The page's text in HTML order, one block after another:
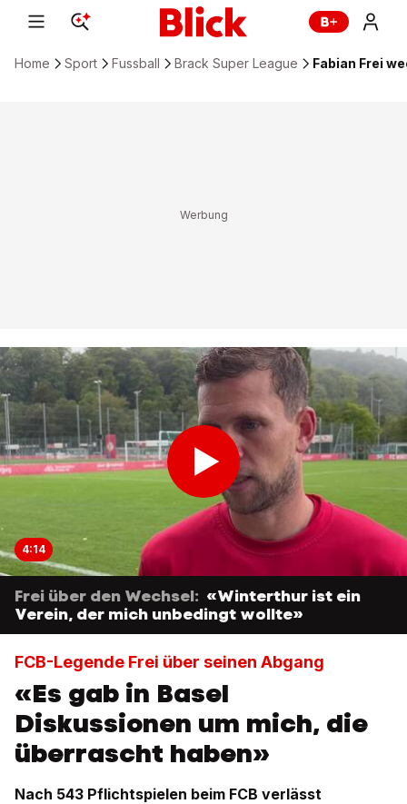
Home Sport Fussball Brack Super League Fabian Frei
4:14
Frei über den Wechsel: «Winterthur ist ein
Verein, der mich unbedingt wollte»
FCB-Legende Frei über seinen Abgang
«Es gab in Basel
Diskussionen um mich, die
überrascht haben»
Nach 543 Pflichtspielen beim FCB verlässt